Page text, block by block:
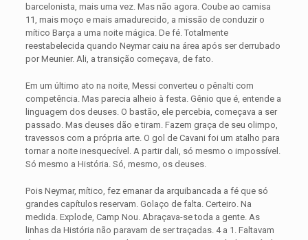
barcelonista, mais uma vez. Mas não agora. Coube ao camisa
11, mais moço e mais amadurecido, a missão de conduzir o
mítico Barça a uma noite mágica. De fé. Totalmente
reestabelecida quando Neymar caiu na área após ser derrubado
por Meunier. Ali, a transição começava, de fato.
Em um último ato na noite, Messi converteu o pênalti com
competência. Mas parecia alheio à festa. Gênio que é, entende a
linguagem dos deuses. O bastão, ele percebia, começava a ser
passado. Mas deuses dão e tiram. Fazem graça de seu olimpo,
travessos com a própria arte. O gol de Cavani foi um atalho para
tornar a noite inesquecível. A partir dali, só mesmo o impossível.
Só mesmo a História. Só, mesmo, os deuses.
Pois Neymar, mítico, fez emanar da arquibancada a fé que só
grandes capítulos reservam. Golaço de falta. Certeiro. Na
medida. Explode, Camp Nou. Abraçava-se toda a gente. As
linhas da História não paravam de ser traçadas. 4 a 1. Faltavam